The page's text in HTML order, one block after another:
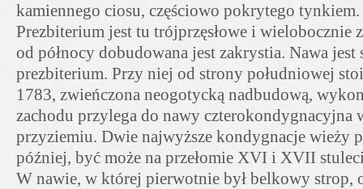
kamiennego ciosu, częściowo pokrytego tynkiem.
Prezbiterium jest tu trójprzęsłowe i wielobocznie
od północy dobudowana jest zakrystia. Nawa jest
prezbiterium. Przy niej od strony południowej
1783, zwieńczona neogotycką nadbudową,
zachodu przylega do nawy czterokondygnacyjna
przyziemiu. Dwie najwyższe kondygnacje wieży
później, być może na przełomie XVI i XVII
W nawie, w której pierwotnie był belkowy strop,